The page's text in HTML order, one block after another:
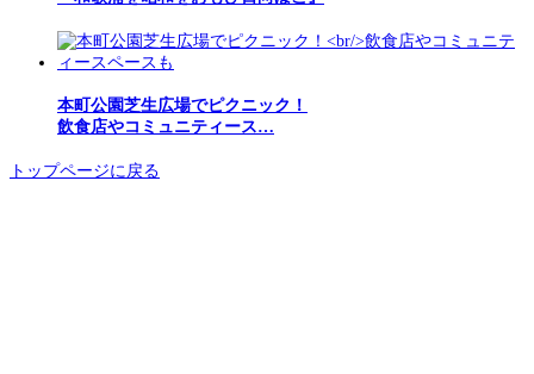
本町公園芝生広場でピクニック！
飲食店やコミュニティース…
トップページに戻る